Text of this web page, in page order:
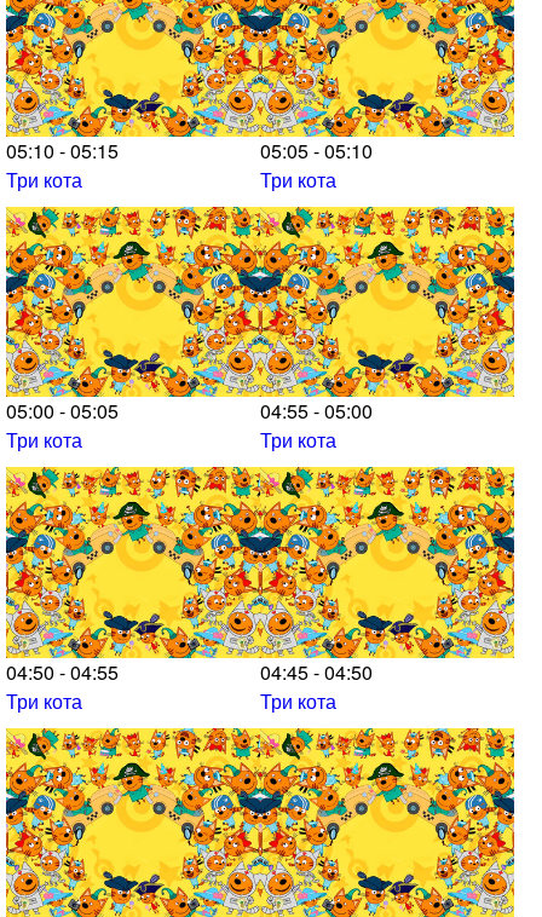
05:10 - 05:15
Три кота
05:05 - 05:10
Три кота
05:00 - 05:05
Три кота
04:55 - 05:00
Три кота
04:50 - 04:55
Три кота
04:45 - 04:50
Три кота